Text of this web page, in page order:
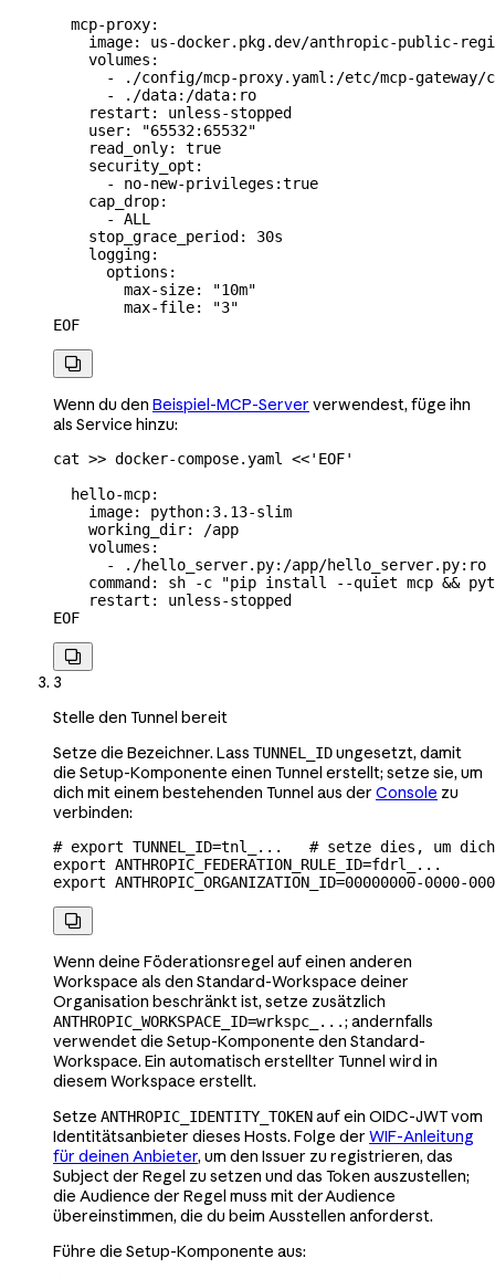
  mcp-proxy:
image: us-docker.pkg.dev/anthropic-public-
    volumes:
- ./config/mcp-proxy.yaml:/etc/mcp-gateway/
      - ./data:/data:ro
    restart: unless-stopped
    user: "65532:65532"
    read_only: true
    security_opt:
      - no-new-privileges:true
    cap_drop:
      - ALL
    stop_grace_period: 30s
    logging:
      options:
        max-size: "10m"
        max-file: "3"
EOF

Wenn du den Beispiel-MCP-Server verwendest, füge ihn
als Service hinzu:
cat >> docker-compose.yaml <<'EOF'
  hello-mcp:
    image: python:3.13-slim
    working_dir: /app
    volumes:
      - ./hello_server.py:/app/hello_server.py:ro
command: sh -c "pip install --quiet mcp &&
    restart: unless-stopped
EOF

3
Stelle den Tunnel bereit
Setze die Bezeichner. Lass TUNNEL_IDungesetzt, damit
die Setup-Komponente einen Tunnel erstellt; setze sie, um
dich mit einem bestehenden Tunnel aus der Console zu
verbinden:
# export TUNNEL_ID=tnl_...   # setze dies, um
export ANTHROPIC_FEDERATION_RULE_ID=fdrl_
...
export ANTHROPIC_ORGANIZATION_ID=00000000-0000-

Wenn deine Föderationsregel auf einen anderen
Workspace als den Standard-Workspace deiner
Organisation beschränkt ist, setze zusätzlich
ANTHROPIC_WORKSPACE_ID=wrkspc_...; andernfalls
verwendet die Setup-Komponente den Standard-
Workspace. Ein automatisch erstellter Tunnel wird in
diesem Workspace erstellt.
Setze ANTHROPIC_IDENTITY_TOKENauf ein OIDC-JWT vom
Identitätsanbieter dieses Hosts. Folge der WIF-Anleitung
für deinen Anbieter, um den Issuer zu registrieren, das
Subject der Regel zu setzen und das Token auszustellen;
die Audience der Regel muss mit der Audience
übereinstimmen, die du beim Ausstellen anforderst.
Führe die Setup-Komponente aus: